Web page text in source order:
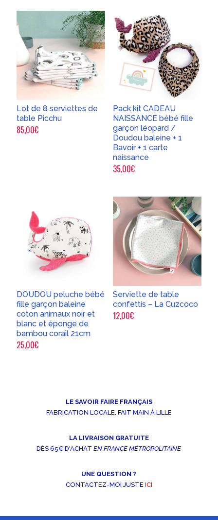
Lot de 8 serviettes de
table Picchu
85,00€
Pack kit CADEAU
NAISSANCE bébé fille
garçon léopard /
Doudou baleine + 1
Bavoir + 1 carte
naissance
35,00€
DOUDOU peluche bébé
fille garçon baleine
coton animaux noir et
blanc et éponge de
bambou corail 21cm
25,00€
Serviette de table
confettis – La Cuzcoco
12,00€
LE SAVOIR FAIRE FRANÇAIS
FABRICATION LOCALE, FAIT MAIN À LILLE
LA LIVRAISON GRATUITE
DÈS 65€ D'ACHATEN FRANCE MÉTROPOLITAINE
UNE QUESTION ?
CONTACTEZ-MOI JUSTE ICI